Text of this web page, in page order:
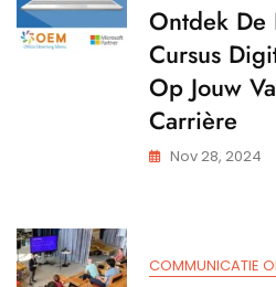
Ontdek De
Cursus
Op Jouw
Carrière
Nov 28, 2024
COMMUNICATIE